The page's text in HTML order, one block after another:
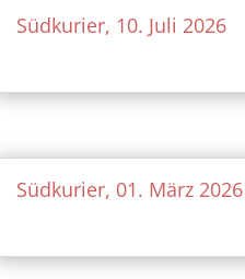
Südkurier, 10. Juli 2026
Südkurier, 01. März 2026